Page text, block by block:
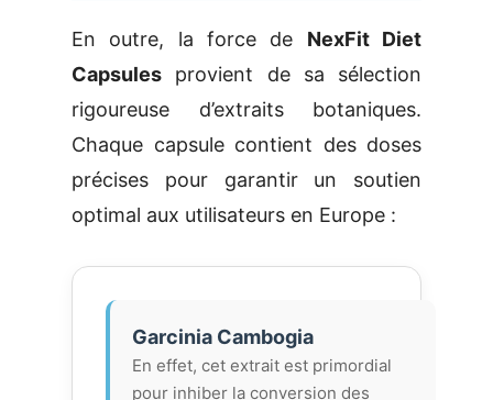
En outre, la force de NexFit Diet
Capsules provient de sa sélection
rigoureuse d’extraits botaniques.
Chaque capsule contient des doses
précises pour garantir un soutien
optimal aux utilisateurs en Europe :
Garcinia Cambogia
En effet, cet extrait est primordial
pour inhiber la conversion des